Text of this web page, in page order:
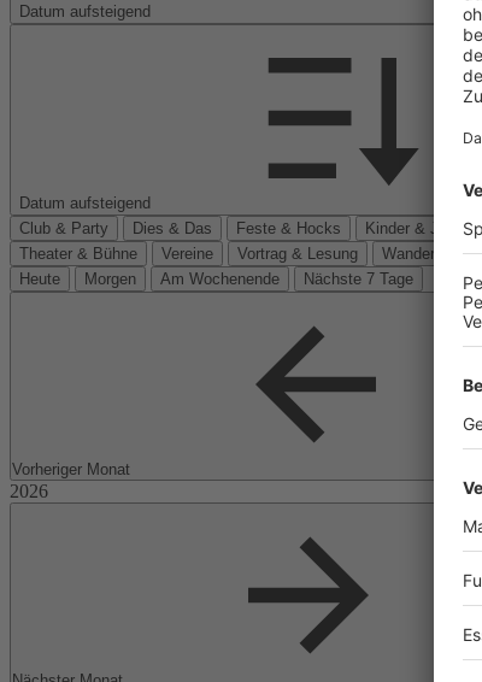
Datum aufsteigend
Datum aufsteigend
Club & Party
Dies & Das Feste & Hocks Kinder & Jugend
Theater & Bühne
Vereine Vortrag & Lesung
Wanderungen
Heute
Morgen Am Wochenende Nächste 7 Tage
Vorheriger Monat